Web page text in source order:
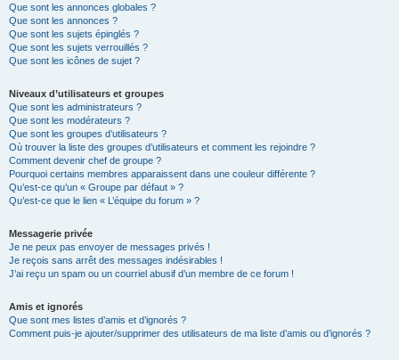
Que sont les annonces globales ?
Que sont les annonces ?
Que sont les sujets épinglés ?
Que sont les sujets verrouillés ?
Que sont les icônes de sujet ?
Niveaux d’utilisateurs et groupes
Que sont les administrateurs ?
Que sont les modérateurs ?
Que sont les groupes d’utilisateurs ?
Où trouver la liste des groupes d’utilisateurs et comment les rejoindre ?
Comment devenir chef de groupe ?
Pourquoi certains membres apparaissent dans une couleur différente ?
Qu’est-ce qu’un « Groupe par défaut » ?
Qu’est-ce que le lien « L’équipe du forum » ?
Messagerie privée
Je ne peux pas envoyer de messages privés !
Je reçois sans arrêt des messages indésirables !
J’ai reçu un spam ou un courriel abusif d’un membre de ce forum !
Amis et ignorés
Que sont mes listes d’amis et d’ignorés ?
Comment puis-je ajouter/supprimer des utilisateurs de ma liste d’amis ou d’ignorés ?